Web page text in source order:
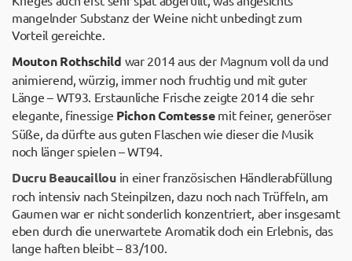
mangelnder Substanz der Weine nicht unbedingt zum
Vorteil gereichte.
Mouton Rothschild war 2014 aus der Magnum voll da und
animierend, würzig, immer noch fruchtig und mit guter
Länge – WT93. Erstaunliche Frische zeigte 2014 die sehr
elegante, finessige Pichon Comtessemit feiner, generöser
Süße, da dürfte aus guten Flaschen wie dieser die Musik
noch länger spielen – WT94.
Ducru Beaucaillou in einer französischen Händlerabfüllung
roch intensiv nach Steinpilzen, dazu noch nach Trüffeln, am
Gaumen war er nicht sonderlich konzentriert, aber insgesamt
eben durch die unerwartete Aromatik doch ein Erlebnis, das
lange haften bleibt – 83/100.